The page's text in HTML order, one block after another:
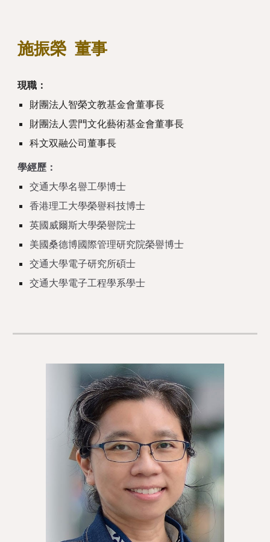
施振榮 董事
現職：
財團法人智榮文教基金會董事長
財團法人雲門文化藝術基金會董事長
科文双融公司董事長
學經歷：
交通大學名譽工學博士
香港理工大學榮譽科技博士
英國威爾斯大學榮譽院士
美國桑德博國際管理研究院榮譽博士
交通大學電子研究所碩士
交通大學電子工程學系學士